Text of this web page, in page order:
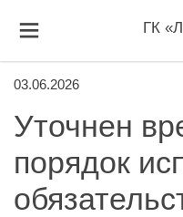
ГК
03.06.2026
Уточнен
порядок